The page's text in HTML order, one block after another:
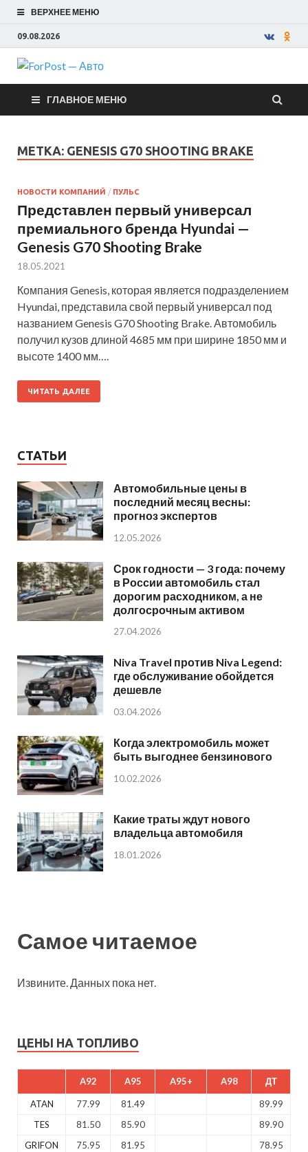
ВЕРХНЕЕ МЕНЮ
09.08.2026
ForPost —
Авто
ГЛАВНОЕ МЕНЮ
МЕТКА: GENESIS G70 SHOOTING BRAKE
НОВОСТИ КОМПАНИЙ / ПУЛЬС
Представлен первый универсал
премиального бренда Hyundai —
Genesis G70 Shooting Brake
18.05.2021
Компания Genesis, которая является подразделением
Hyundai, представила свой первый универсал под
названием Genesis G70 Shooting Brake. Автомобиль
получил кузов длиной 4685 мм при ширине 1850 мм и
высоте 1400 мм….
ЧИТАТЬ ДАЛЕЕ
СТАТЬИ
Автомобильные цены в
последний месяц весны:
прогноз экспертов
12.05.2026
Срок годности — 3 года: почему
в России автомобиль стал
дорогим расходником, а не
долгосрочным активом
27.04.2026
Niva Travel против Niva Legend:
где обслуживание обойдется
дешевле
03.04.2026
Когда электромобиль может
быть выгоднее бензинового
10.02.2026
Какие траты ждут нового
владельца автомобиля
18.01.2026
Самое читаемое
Извините. Данных пока нет.
ЦЕНЫ НА ТОПЛИВО
A92 A95 A95+ A98 ДТ
ATAN 77.99 81.49
89.99
TES
81.50 85.90
89.90
GRIFON
75.95 81.95 78.95